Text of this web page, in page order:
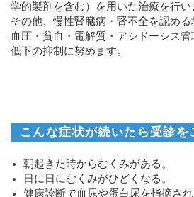
学的製剤を含む）を用いた治療を行い
その他、慢性腎臓病・腎不全を認める
血圧・貧血・電解質・アシドーシス
低下の抑制に努めます。
こんな症状が続いたら受診を
朝起きた時からむくみがある。
日に日にむくみがひどくなる。
健康診断で血尿や蛋白尿を指摘され